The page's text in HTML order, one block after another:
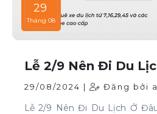
29
Tháng 08
Lễ 2/9 Nên Đi Du
29/08/2024 | Đăng bởi
Lễ 2/9 Nên Đi Du Lịch Ở